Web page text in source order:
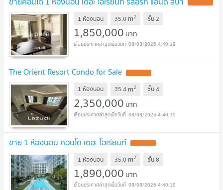
1 ห้องนอน 35.0 m2 ชั้น2
1,850,000 บาท
08/08/2026 4:40:19
The Orient Resort Condo for Sale
1 ห้องนอน 35.4 m2 ชั้น4
2,350,000 บาท
08/08/2026 4:40:19
ขาย 1 ห้องนอน คอนโด เดอะ โอเรียนท์
1 ห้องนอน 35.0 m2 ชั้น8
1,890,000 บาท
08/08/2026 4:40:19